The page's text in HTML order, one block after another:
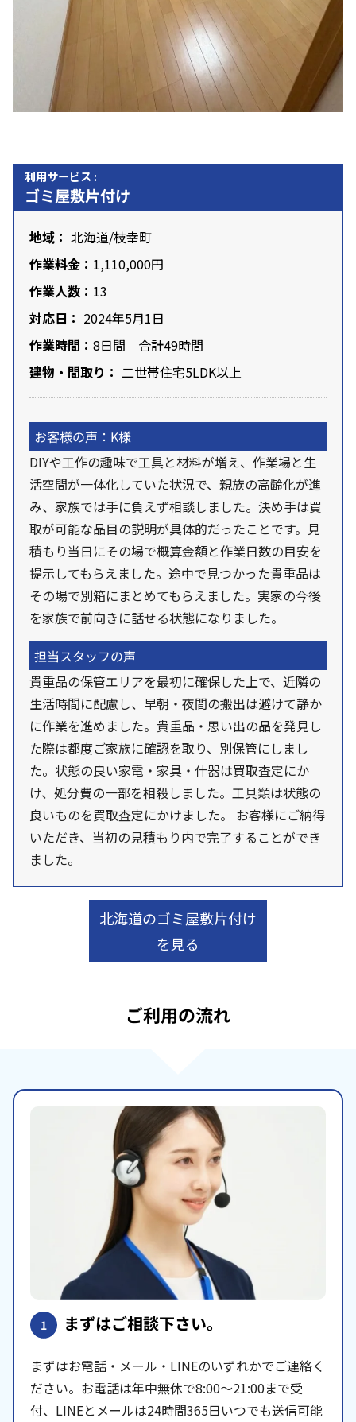
利用サービス :
ゴミ屋敷片付け
地域： 北海道/枝幸町
作業料金： 1,110,000円
作業人数： 13
対応日： 2024年5月1日
作業時間： 8日間 合計49時間
建物・間取り： 二世帯住宅5LDK以上
お客様の声：K様
DIYや工作の趣味で工具と材料が増え、作業場と生
活空間が一体化していた状況で、親族の高齢化が進
み、家族では手に負えず相談しました。決め手は買
取が可能な品目の説明が具体的だったことです。見
積もり当日にその場で概算金額と作業日数の目安を
提示してもらえました。途中で見つかった貴重品は
その場で別箱にまとめてもらえました。実家の今後
を家族で前向きに話せる状態になりました。
担当スタッフの声
貴重品の保管エリアを最初に確保した上で、近隣の
生活時間に配慮し、早朝・夜間の搬出は避けて静か
に作業を進めました。貴重品・思い出の品を発見し
た際は都度ご家族に確認を取り、別保管にしまし
た。状態の良い家電・家具・什器は買取査定にか
け、処分費の一部を相殺しました。工具類は状態の
良いものを買取査定にかけました。 お客様にご納得
いただき、当初の見積もり内で完了することができ
ました。
北海道のゴミ屋敷片付け
を見る
ご利用の流れ
1 まずはご相談下さい。
まずはお電話・メール・LINEのいずれかでご連絡く
ださい。お電話は年中無休で8:00〜21:00まで受
付、LINEとメールは24時間365日いつでも送信可能